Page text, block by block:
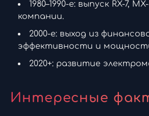
1980–1990-е: выпуск RX-
компании.
2000-е: выход из
эффективности и
2020+: развитие
Интересные